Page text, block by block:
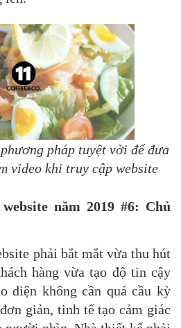
pháp tuyệt vời để đưa
video khi truy cập website
năm 2019 #6: Chủ
phải bắt mắt vừa thu hút
hàng vừa tạo độ tin cậy
diện không cần quá cầu kỳ
giản, tinh tế tạo cảm giác